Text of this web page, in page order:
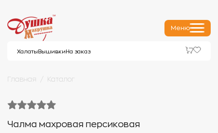
Меню
Халаты Вышивки На заказ
Главная Каталог
Чалма махровая персиковая